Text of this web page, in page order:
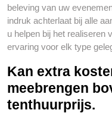
beleving van uw
indruk achterlaat bij alle
u helpen bij het realiseren
ervaring voor elk type
Kan extra
meebrengen
tenthuurprijs.